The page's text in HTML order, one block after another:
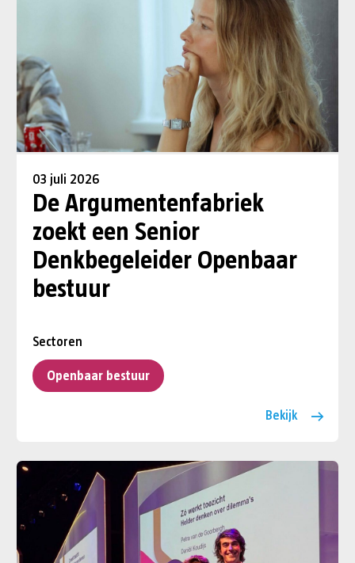
03 juli 2026
De Argumentenfabriek
zoekt een Senior
Denkbegeleider Openbaar
bestuur
Sectoren
Openbaar bestuur
Bekijk